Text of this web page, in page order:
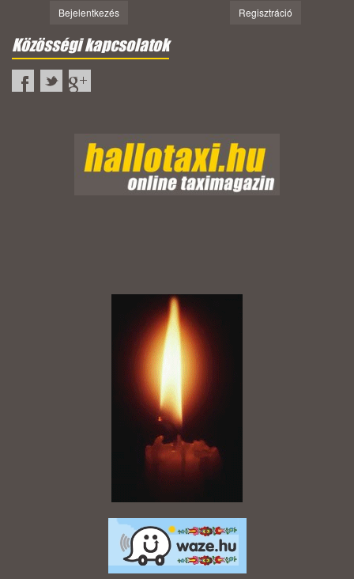
Bejelentkezés Regisztráció
Közösségi kapcsolatok